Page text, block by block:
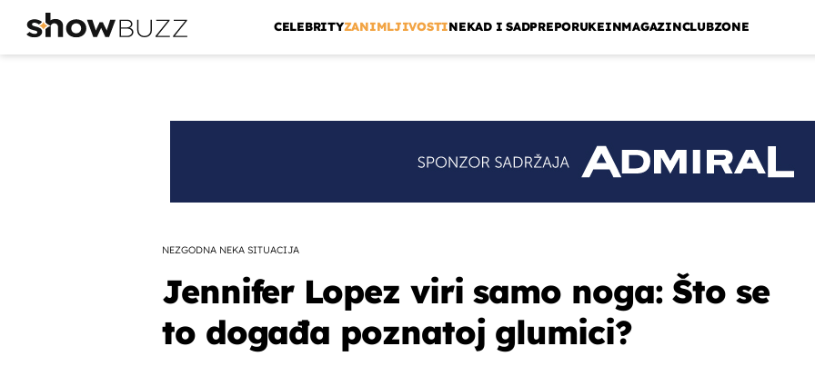
CELEBRITYZANIMLJIVOSTINEKAD I SADPREPORUKEINMAGAZINCLUBZONE
NEZGODNA NEKA SITUACIJA
Jennifer Lopez viri samo noga: Što se
to događa poznatoj glumici?